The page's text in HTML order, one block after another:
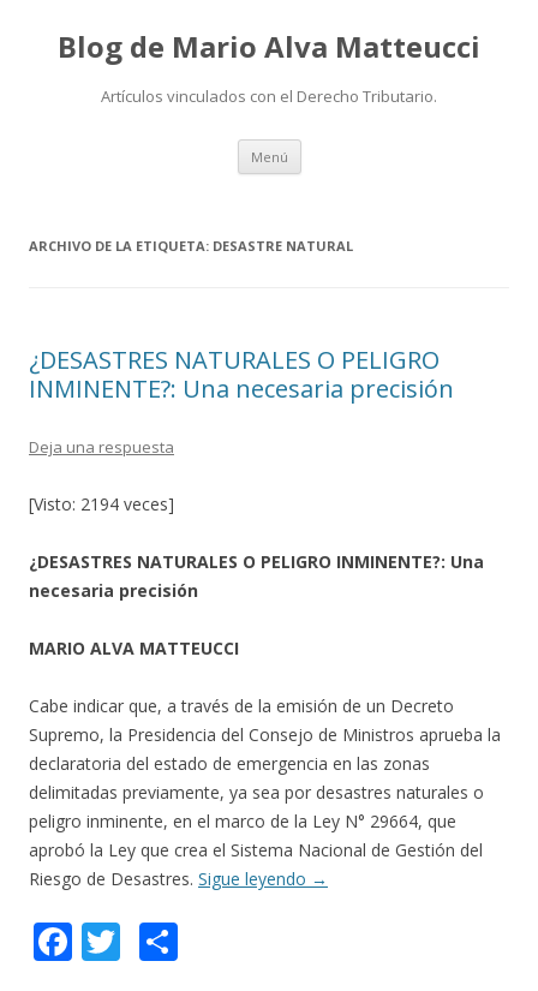
Blog de Mario Alva Matteucci
Artículos vinculados con el Derecho Tributario.
Menú Ir
contenido
ARCHIVO DE LA ETIQUETA: DESASTRE NATURAL
¿DESASTRES NATURALES O PELIGRO
INMINENTE?: Una necesaria precisión
Deja una respuesta
[Visto: 2194 veces]
¿DESASTRES NATURALES O PELIGRO INMINENTE?: Una
necesaria precisión
MARIO ALVA MATTEUCCI
Cabe indicar que, a través de la emisión de un Decreto
Supremo, la Presidencia del Consejo de Ministros aprueba la
declaratoria del estado de emergencia en las zonas
delimitadas previamente, ya sea por desastres naturales o
peligro inminente, en el marco de la Ley N° 29664, que
aprobó la Ley que crea el Sistema Nacional de Gestión del
Riesgo de Desastres. Sigue leyendo →
F T